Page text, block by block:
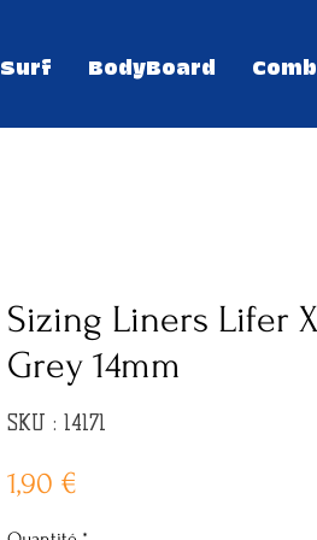
Surf BodyBoard
Sizing Liners Lifer
Grey 14mm
SKU : 14171
1,90 €